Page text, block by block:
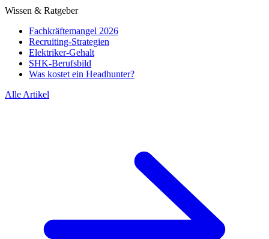
Wissen & Ratgeber
Fachkräftemangel 2026
Recruiting-Strategien
Elektriker-Gehalt
SHK-Berufsbild
Was kostet ein Headhunter?
Alle Artikel